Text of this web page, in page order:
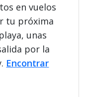
en vuelos
tu próxima
unas
por la
Encontrar